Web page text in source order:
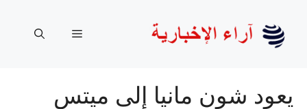
المحتوى
القائمة
يعود شون مانيا إلى ميتس